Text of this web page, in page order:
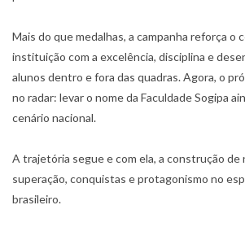
Mais do que medalhas, a campanha reforça o
instituição com a excelência, disciplina e
alunos dentro e fora das quadras. Agora, o
no radar: levar o nome da Faculdade Sogipa
cenário nacional.
A trajetória segue e com ela, a construção de
superação, conquistas e protagonismo no
brasileiro.